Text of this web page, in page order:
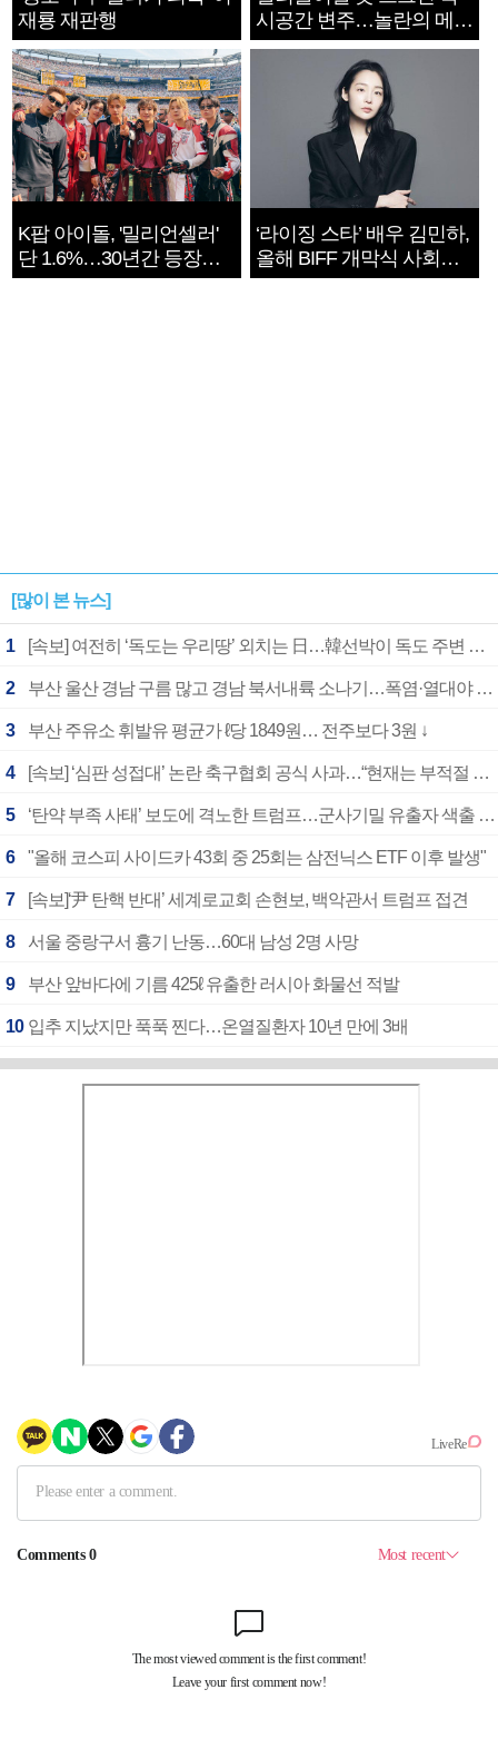
재룡 재판행
시공간 변주…놀란의 메시
지는 ‘전쟁 속죄’
K팝 아이돌, '밀리언셀러'
단 1.6%…30년간 등장
1182개팀 전수조사
‘라이징 스타’ 배우 김민하,
올해 BIFF 개막식 사회자
확정
[많이 본 뉴스]
1 [속보] 여전히 ‘독도는 우리땅’ 외치는 日…韓선박이 독도 주변 해양조사 활동하자 반발
2 부산 울산 경남 구름 많고 경남 북서내륙 소나기…폭염·열대야 계속
3 부산 주유소 휘발유 평균가 ℓ당 1849원… 전주보다 3원 ↓
4 [속보] ‘심판 성접대’ 논란 축구협회 공식 사과…“현재는 부적절 행위 없어”
5 ‘탄약 부족 사태’ 보도에 격노한 트럼프…군사기밀 유출자 색출 지시
6 "올해 코스피 사이드카 43회 중 25회는 삼전닉스 ETF 이후 발생"
7 [속보]‘尹 탄핵 반대’ 세계로교회 손현보, 백악관서 트럼프 접견
8 서울 중랑구서 흉기 난동…60대 남성 2명 사망
9 부산 앞바다에 기름 425ℓ 유출한 러시아 화물선 적발
10 입추 지났지만 푹푹 찐다…온열질환자 10년 만에 3배